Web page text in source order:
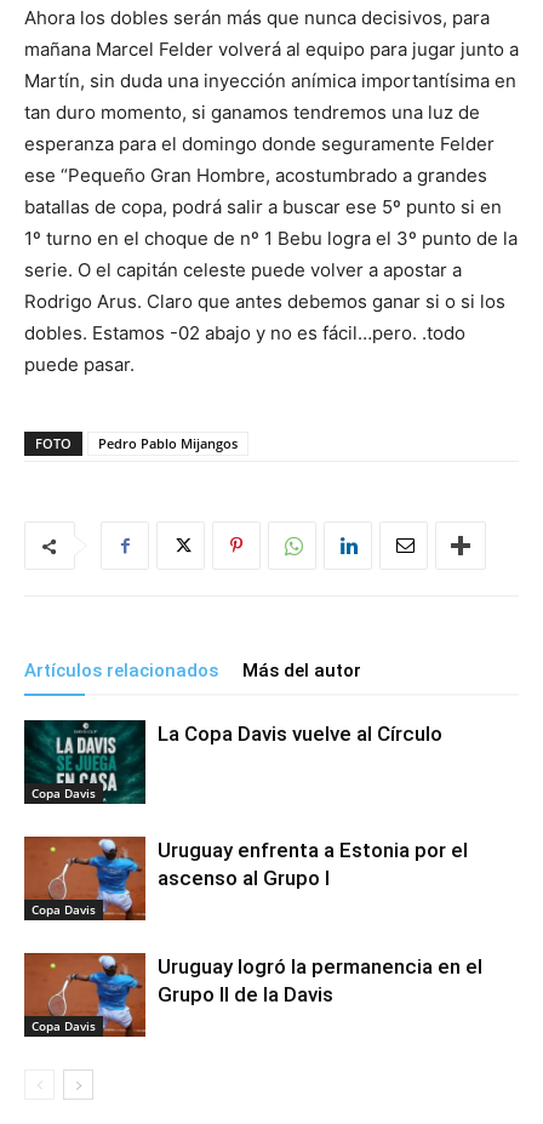
Ahora los dobles serán más que nunca decisivos, para
mañana Marcel Felder volverá al equipo para jugar junto a
Martín, sin duda una inyección anímica importantísima en
tan duro momento, si ganamos tendremos una luz de
esperanza para el domingo donde seguramente Felder
ese “Pequeño Gran Hombre, acostumbrado a grandes
batallas de copa, podrá salir a buscar ese 5º punto si en
1º turno en el choque de nº 1 Bebu logra el 3º punto de la
serie. O el capitán celeste puede volver a apostar a
Rodrigo Arus. Claro que antes debemos ganar si o si los
dobles. Estamos -02 abajo y no es fácil…pero. .todo
puede pasar.
FOTO Pedro Pablo Mijangos
Artículos relacionados Más del autor
Copa Davis
La Copa Davis vuelve al Círculo
Copa Davis
Uruguay enfrenta a Estonia por el
ascenso al Grupo I
Copa Davis
Uruguay logró la permanencia en el
Grupo II de la Davis